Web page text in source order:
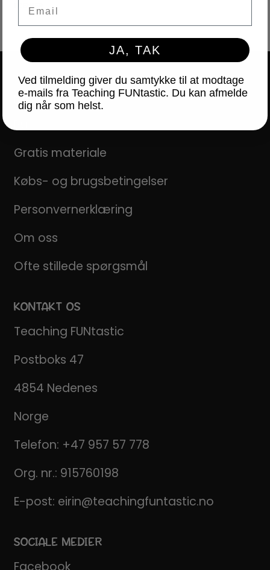
NAVIGATION
Gratis materiale
Købs- og brugsbetingelser
Personvernerklæring
Om oss
Ofte stillede spørgsmål
KONTAKT OS
Teaching FUNtastic
Postboks 47
4854 Nedenes
Norge
Telefon: +47 957 57 778
Org. nr.: 915760198
E-post: eirin@teachingfuntastic.no
SOCIALE MEDIER
JA, TAK
Ved tilmelding giver du samtykke til at modtage
e-mails fra Teaching FUNtastic. Du kan afmelde
dig når som helst.